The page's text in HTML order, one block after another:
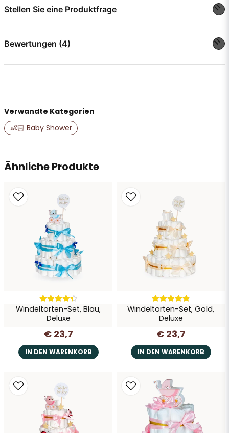
Stellen Sie eine Produktfrage
Stellen Sie uns eine Frage zu diesem Produkt ...
email
E-Mail-Adresse
Bewertungen (4)
vor 1 Jahr
Elin J
Enligt förväntningarna.
Ähnliche Produkte
Windeltorten-Set, Blau,
Deluxe
€ 23,7
IN DEN WARENKORB
Windeltorten-Set, Gold,
Deluxe
€ 23,7
IN DEN WARENKORB
Verwandte Kategorien
👶🏻 Baby Shower